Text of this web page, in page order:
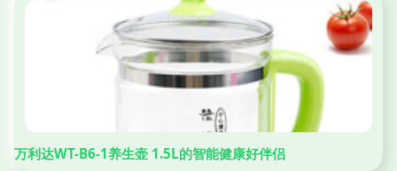
万利达WT-B6-1养生壶 1.5L的智能健康好伴侣